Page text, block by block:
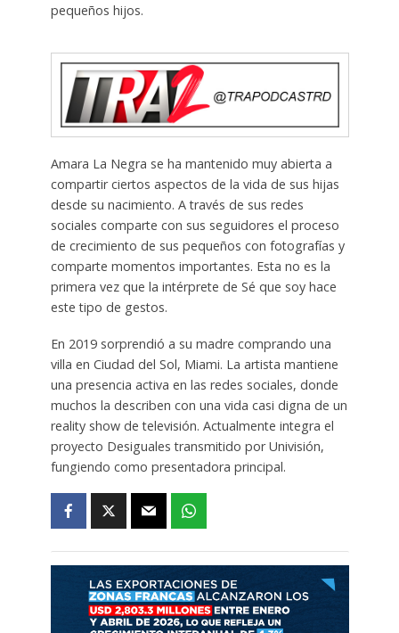
pequeños hijos.
Amara La Negra se ha mantenido muy abierta a
compartir ciertos aspectos de la vida de sus hijas
desde su nacimiento. A través de sus redes
sociales comparte con sus seguidores el proceso
de crecimiento de sus pequeños con fotografías y
comparte momentos importantes. Esta no es la
primera vez que la intérprete de Sé que soy hace
este tipo de gestos.
En 2019 sorprendió a su madre comprando una
villa en Ciudad del Sol, Miami. La artista mantiene
una presencia activa en las redes sociales, donde
muchos la describen con una vida casi digna de un
reality show de televisión. Actualmente integra el
proyecto Desiguales transmitido por Univisión,
fungiendo como presentadora principal.